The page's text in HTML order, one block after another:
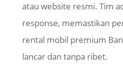
atau website resmi. Tim
response, memastikan
rental mobil premium
lancar dan tanpa ribet.